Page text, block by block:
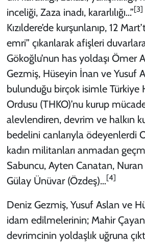
inceliği, Zaza inadı, kararlılığı...”[3]
Kızıldere’de kurşunlanıp, 12
emri” çıkarılarak afişleri
Gökoğlu’nun has yoldaşı Ömer
Gezmiş, Hüseyin İnan ve Yusuf
bulunduğu birçok isimle Türkiye
Ordusu (THKO)’nu kurup
alevlendiren, devrim ve halkın
bedelini canlarıyla ödeyenlerdi
kadın militanları anmadan
Sabuncu, Ayten Canatan, Nuran
Gülay Ünüvar (Özdeş)…[4]
Deniz Gezmiş, Yusuf Aslan ve
idam edilmelerinin; Mahir
devrimcinin yoldaşlık uğruna